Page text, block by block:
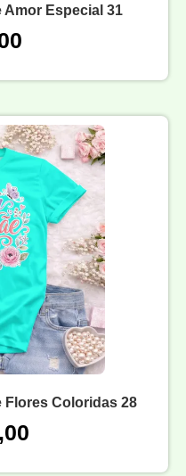
Amor Especial 31
Flores Coloridas 28